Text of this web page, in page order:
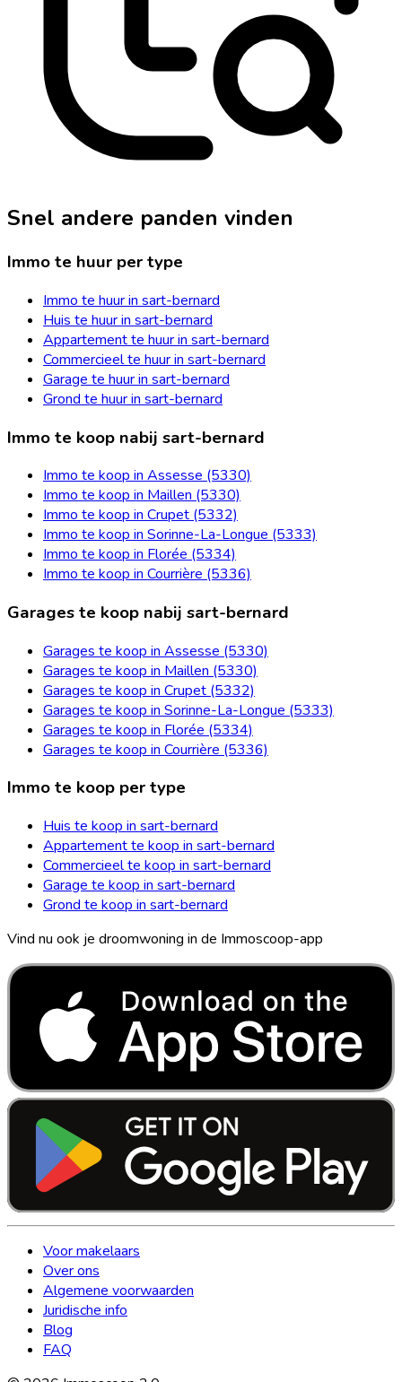
Snel andere panden vinden
Immo te huur per type
Immo te huur in sart-bernard
Huis te huur in sart-bernard
Appartement te huur in sart-bernard
Commercieel te huur in sart-bernard
Garage te huur in sart-bernard
Grond te huur in sart-bernard
Immo te koop nabij sart-bernard
Immo te koop in Assesse (5330)
Immo te koop in Maillen (5330)
Immo te koop in Crupet (5332)
Immo te koop in Sorinne-La-Longue (5333)
Immo te koop in Florée (5334)
Immo te koop in Courrière (5336)
Garages te koop nabij sart-bernard
Garages te koop in Assesse (5330)
Garages te koop in Maillen (5330)
Garages te koop in Crupet (5332)
Garages te koop in Sorinne-La-Longue (5333)
Garages te koop in Florée (5334)
Garages te koop in Courrière (5336)
Immo te koop per type
Huis te koop in sart-bernard
Appartement te koop in sart-bernard
Commercieel te koop in sart-bernard
Garage te koop in sart-bernard
Grond te koop in sart-bernard
Vind nu ook je droomwoning in de Immoscoop-app
Voor makelaars
Over ons
Algemene voorwaarden
Juridische info
Blog
FAQ